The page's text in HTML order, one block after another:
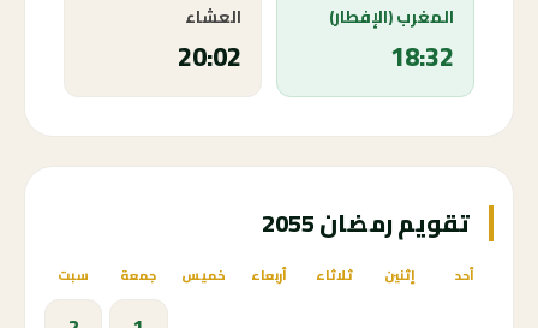
المغرب (الإفطار)
18:32
العشاء
20:02
تقويم رمضان 2055
أحد إثنين ثلاثاء أربعاء خميس جمعة سبت